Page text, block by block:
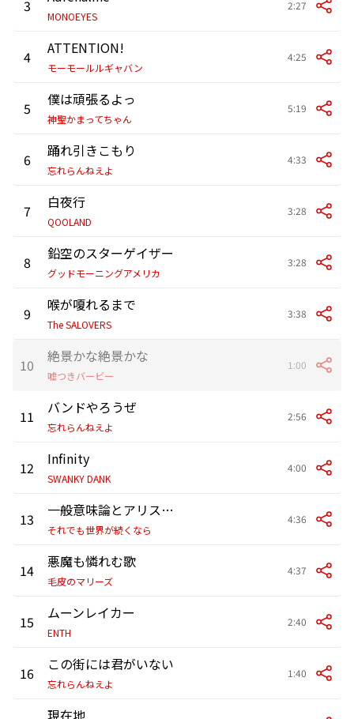
3
MONOEYES
2:27
4 ATTENTION!
モーモールルギャバン
4:25
5 僕は頑張るよっ
神聖かまってちゃん
5:19
6 踊れ引きこもり
忘れらんねえよ
4:33
7 白夜行
QOOLAND
3:28
8 鉛空のスターゲイザー
グッドモーニングアメリカ
3:28
9 喉が嗄れるまで
The SALOVERS
3:38
10 絶景かな絶景かな
嘘つきバービー
1:00
11 バンドやろうぜ
忘れらんねえよ
2:56
12 Infinity
SWANKY DANK
4:00
13 一般意味論とアリストテレス
それでも世界が続くなら
4:36
14 悪魔も憐れむ歌
毛皮のマリーズ
4:37
15 ムーンレイカー
ENTH
2:40
16 この街には君がいない
忘れらんねえよ
1:40
現在地